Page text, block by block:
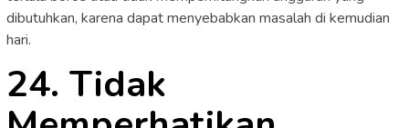
dibutuhkan, karena dapat menyebabkan masalah di kemudian
hari.
24. Tidak